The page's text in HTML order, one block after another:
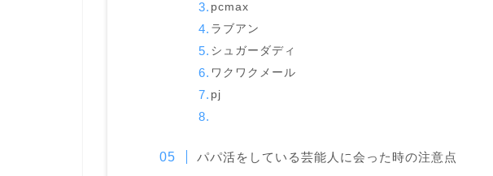
pcmax
ラブアン
シュガーダディ
ワクワクメール
pj
パパ活をしている芸能人に会った時の注意点